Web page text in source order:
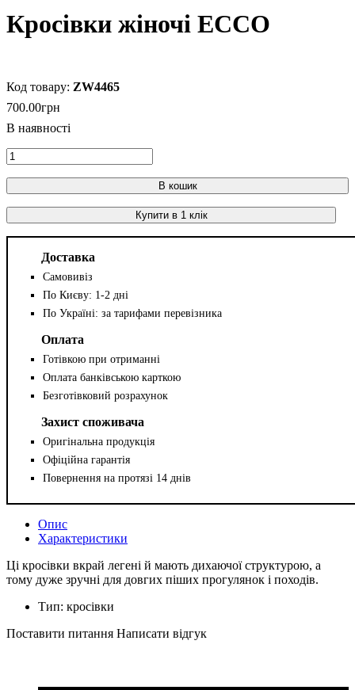
Кросівки жіночі ECCO
ZW4465
700.00грн
В кошик
Купити в 1 клік
Доставка
Самовивіз
По Києву: 1-2 дні
По Україні: за тарифами перевізника
Оплата
Готівкою при отриманні
Оплата банківською карткою
Безготівковий розрахунок
Захист споживача
Оригінальна продукція
Офіційна гарантія
Повернення на протязі 14 днів
Опис
Характеристики
Ці кросівки вкрай легені й мають дихаючої структурою, а
тому дуже зручні для довгих піших прогулянок і походів.
Тип: кросівки
Поставити питання Написати відгук